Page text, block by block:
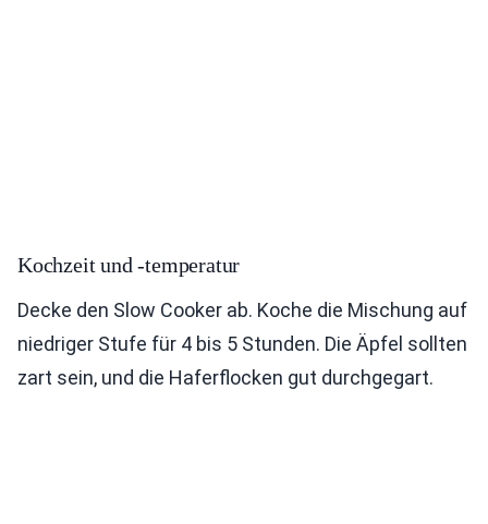
Kochzeit und -temperatur
Decke den Slow Cooker ab. Koche die Mischung auf
niedriger Stufe für 4 bis 5 Stunden. Die Äpfel sollten
zart sein, und die Haferflocken gut durchgegart.